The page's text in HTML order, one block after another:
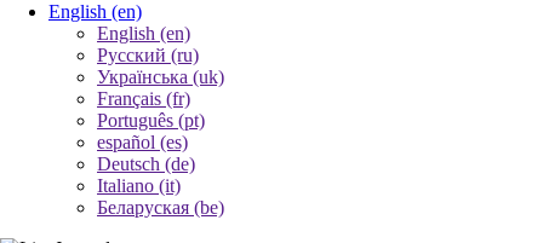
English (en)
English (en)
Русский (ru)
Українська (uk)
Français (fr)
Português (pt)
español (es)
Deutsch (de)
Italiano (it)
Беларуская (be)